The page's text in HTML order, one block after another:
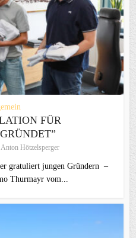
FÜR
Anton Hötzelsperger
gratuliert jungen Gründern –
Thurmayr vom...